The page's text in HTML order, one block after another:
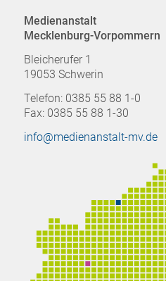
Medienanstalt
Mecklenburg-Vorpommern
Bleicherufer 1
19053 Schwerin
Telefon: 0385 55 88 1-0
Fax: 0385 55 88 1-30
info@medienanstalt-mv.de